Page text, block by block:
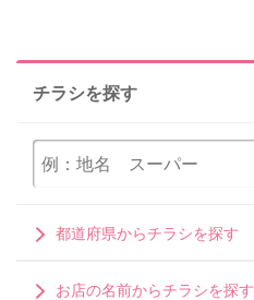
チラシを探す
都道府県からチラシを探す
お店の名前からチラシを探す